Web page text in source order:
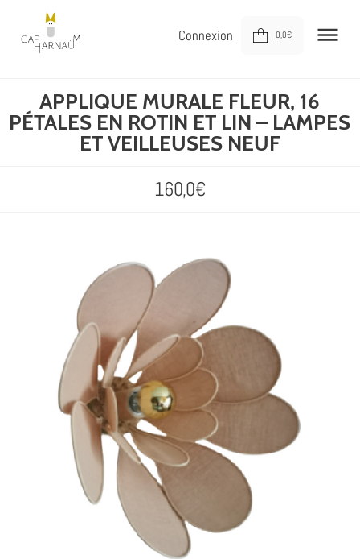
Connexion 0,0€
NOUVEAUTÉS
MEUBLER
APPLIQUE MURALE FLEUR, 16
PÉTALES EN ROTIN ET LIN – LAMPES
ET VEILLEUSES NEUF
160,0€